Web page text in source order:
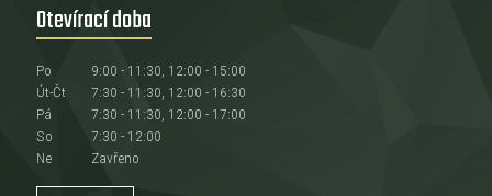
Otevírací doba
Po
9:00 - 11:30, 12:00 - 15:00
Út-Čt
7:30 - 11:30, 12:00 - 16:30
Pá
7:30 - 11:30, 12:00 - 17:00
So
7:30 - 12:00
Ne
Zavřeno